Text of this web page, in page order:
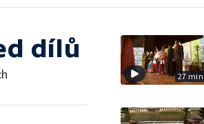
dílů
27 min